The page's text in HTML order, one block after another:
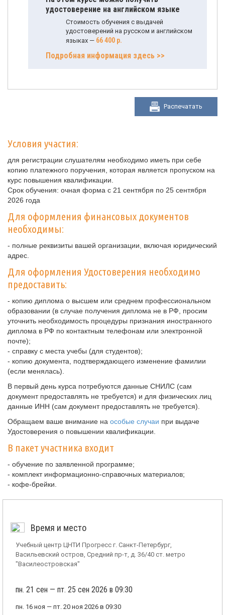
удостоверение на английском языке
Стоимость обучения с выдачей
удостоверений на русском и английском
языках — 66 400 р.
Подробная информация здесь >>
Распечатать
Условия участия:
для регистрации слушателям необходимо иметь при себе
копию платежного поручения, которая является пропуском на
курс повышения квалификации.
Срок обучения: очная форма с 21 сентября по 25 сентября
2026 года
Для оформления финансовых документов
необходимы:
- полные реквизиты вашей организации, включая юридический
адрес.
Для оформления Удостоверения необходимо
предоставить:
- копию диплома о высшем или среднем профессиональном
образовании (в случае получения диплома не в РФ, просим
уточнить необходимость процедуры признания иностранного
диплома в РФ по контактным телефонам или электронной
почте);
- справку с места учебы (для студентов);
- копию документа, подтверждающего изменение фамилии
(если менялась).
В первый день курса потребуются данные СНИЛС (сам
документ предоставлять не требуется) и для физических лиц
данные ИНН (сам документ предоставлять не требуется).
Обращаем ваше внимание на особые случаи при выдаче
Удостоверения о повышении квалификации.
В пакет участника входит
- обучение по заявленной программе;
- комплект информационно-справочных материалов;
- кофе-брейки.
Время и место
Учебный центр ЦНТИ Прогресс г. Санкт-Петербург,
Васильевский остров, Средний пр-т, д. 36/40 ст. метро
"Василеостровская"
пн. 21 сен — пт. 25 сен 2026 в 09:30
пн. 16 ноя — пт. 20 ноя 2026 в 09:30